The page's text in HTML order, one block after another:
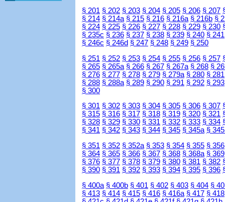
§ 201 § 202 § 203 § 204 § 205 § 206 § 207
§ 214 § 214a § 215 § 216 § 216a § 216b §
§ 224 § 225 § 226 § 227 § 228 § 229 § 230
§ 235c § 236 § 237 § 238 § 239 § 240 § 241
§ 246c § 246d § 247 § 248 § 249 § 250
§ 251 § 252 § 253 § 254 § 255 § 256 § 257
§ 265 § 265a § 266 § 267 § 267a § 268 §
§ 276 § 277 § 278 § 279 § 279a § 280 § 281
§ 288 § 288a § 289 § 290 § 291 § 292 § 293
§ 300
§ 301 § 302 § 303 § 304 § 305 § 306 § 307
§ 315 § 316 § 317 § 318 § 319 § 320 § 321
§ 328 § 329 § 330 § 331 § 332 § 333 § 334
§ 341 § 342 § 343 § 344 § 345 § 345a §
§ 351 § 352 § 352a § 353 § 354 § 355 § 356
§ 364 § 365 § 366 § 367 § 368 § 368a § 369
§ 376 § 377 § 378 § 379 § 380 § 381 § 382
§ 390 § 391 § 392 § 393 § 394 § 395 § 396
§ 400a § 400b § 401 § 402 § 403 § 404 §
§ 413 § 414 § 415 § 416 § 416a § 417 § 418